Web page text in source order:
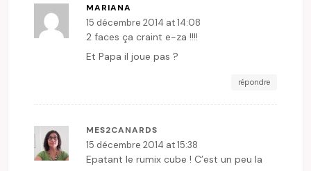
MARIANA
15 décembre 2014 at 14:08
2 faces ça craint e-za !!!!
Et Papa il joue pas ?
répondre
MES2CANARDS
15 décembre 2014 at 15:38
Epatant le rumix cube ! C’est un peu la